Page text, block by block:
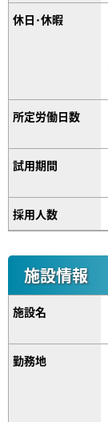
休日･休暇
所定労働日数
試用期間
採用人数
施設情報
施設名
勤務地